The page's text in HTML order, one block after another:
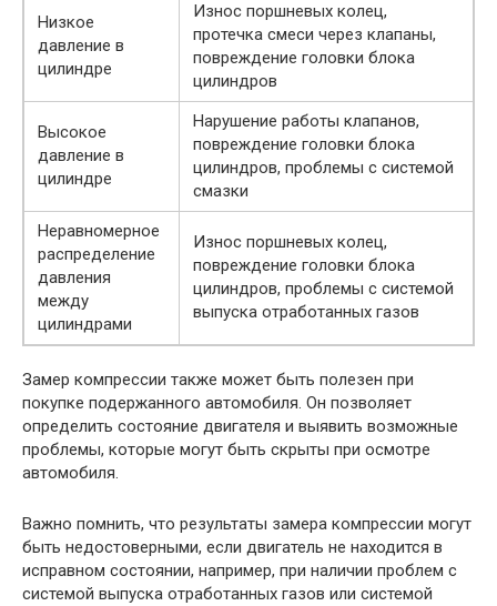
Низкое
давление в
цилиндре
Износ поршневых колец,
протечка смеси через клапаны,
повреждение головки блока
цилиндров
Высокое
давление в
цилиндре
Нарушение работы клапанов,
повреждение головки блока
цилиндров, проблемы с системой
смазки
Неравномерное
распределение
давления
между
цилиндрами
Износ поршневых колец,
повреждение головки блока
цилиндров, проблемы с системой
выпуска отработанных газов
Замер компрессии также может быть полезен при
покупке подержанного автомобиля. Он позволяет
определить состояние двигателя и выявить возможные
проблемы, которые могут быть скрыты при осмотре
автомобиля.
Важно помнить, что результаты замера компрессии могут
быть недостоверными, если двигатель не находится в
исправном состоянии, например, при наличии проблем с
системой выпуска отработанных газов или системой